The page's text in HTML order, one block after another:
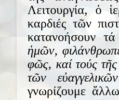
Λειτουργία, ὁ
καρδιές τῶν
κατανοήσουν
ἡμῶν,
φῶς, καί τούς
τῶν
γνωρίζουμε